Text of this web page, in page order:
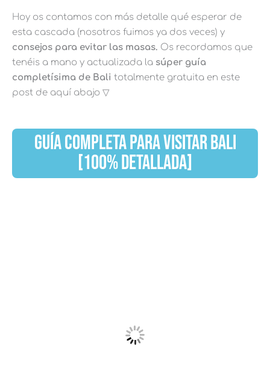
Hoy os contamos con más detalle qué esperar de
esta cascada (nosotros fuimos ya dos veces) y
consejos para evitar las masas. Os recordamos que
tenéis a mano y actualizada la súper guía
completísima de Bali totalmente gratuita en este
post de aquí abajo ▽
GUÍA COMPLETA PARA VISITAR BALI
[100% DETALLADA]